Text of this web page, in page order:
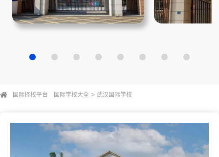
国际择校平台 国际学校大全 > 武汉国际学校